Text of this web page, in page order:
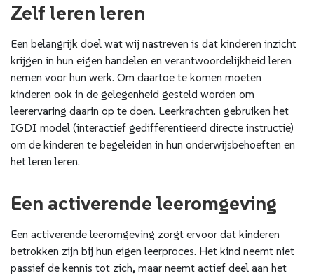
Zelf leren leren
Een belangrijk doel wat wij nastreven is dat kinderen inzicht
krijgen in hun eigen handelen en verantwoordelijkheid leren
nemen voor hun werk. Om daartoe te komen moeten
kinderen ook in de gelegenheid gesteld worden om
leerervaring daarin op te doen. Leerkrachten gebruiken het
IGDI model (interactief gedifferentieerd directe instructie)
om de kinderen te begeleiden in hun onderwijsbehoeften en
het leren leren.
Een activerende leeromgeving
Een activerende leeromgeving zorgt ervoor dat kinderen
betrokken zijn bij hun eigen leerproces. Het kind neemt niet
passief de kennis tot zich, maar neemt actief deel aan het